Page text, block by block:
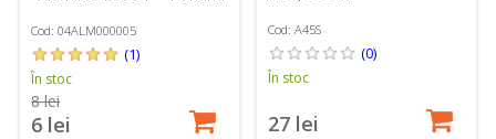
Cod: 04ALM000005
(1)
În stoc
8 lei
6 lei
Cod: A45S
(0)
În stoc
27 lei